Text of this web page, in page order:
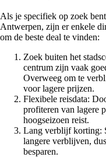
Als je specifiek op zoek
Antwerpen, zijn er enkele
om de beste deal te vinden:
Zoek buiten het
centrum zijn vaak
Overweeg om te
voor lagere prijzen.
Flexibele reisdata:
profiteren van lagere
hoogseizoen reist.
Lang verblijf korting:
langere verblijven,
besparen.